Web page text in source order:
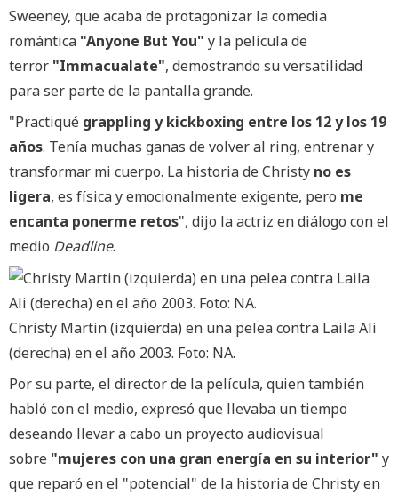
Sweeney, que acaba de protagonizar la comedia
romántica "Anyone But You" y la película de
terror "Immacualate", demostrando su versatilidad
para ser parte de la pantalla grande.
"Practiqué grappling y kickboxing entre los 12 y los 19
años. Tenía muchas ganas de volver al ring, entrenar y
transformar mi cuerpo. La historia de Christy no es
ligera, es física y emocionalmente exigente, pero me
encanta ponerme retos", dijo la actriz en diálogo con el
medio Deadline.
Christy Martin (izquierda) en una pelea contra Laila Ali
(derecha) en el año 2003. Foto: NA.
Por su parte, el director de la película, quien también
habló con el medio, expresó que llevaba un tiempo
deseando llevar a cabo un proyecto audiovisual
sobre "mujeres con una gran energía en su interior" y
que reparó en el "potencial" de la historia de Christy en